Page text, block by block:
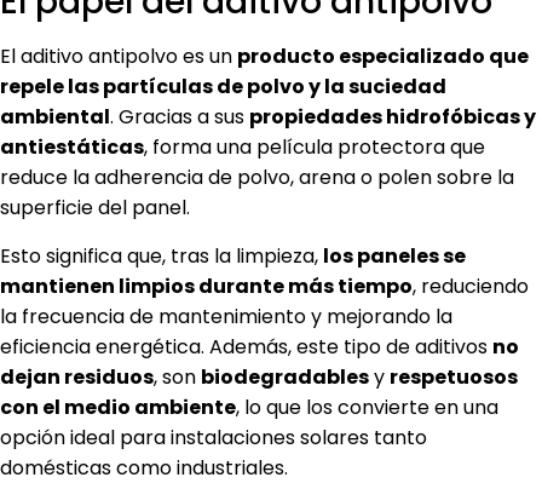
El aditivo antipolvo es un producto especializado que
repele las partículas de polvo y la suciedad
ambiental. Gracias a sus propiedades hidrofóbicas y
antiestáticas, forma una película protectora que
reduce la adherencia de polvo, arena o polen sobre la
superficie del panel.
Esto significa que, tras la limpieza, los paneles se
mantienen limpios durante más tiempo, reduciendo
la frecuencia de mantenimiento y mejorando la
eficiencia energética. Además, este tipo de aditivos no
dejan residuos, son biodegradablesy respetuosos
con el medio ambiente, lo que los convierte en una
opción ideal para instalaciones solares tanto
domésticas como industriales.